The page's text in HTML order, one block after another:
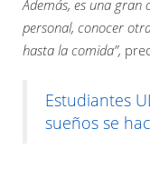
Además, es una
personal, conocer
hasta la comida”,
Estudiantes
sueños se